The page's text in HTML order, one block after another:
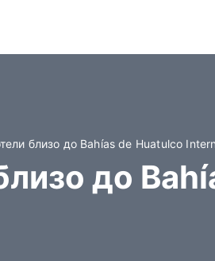
близо до Bahías de Huatulco
до